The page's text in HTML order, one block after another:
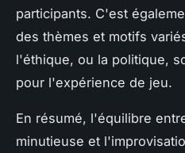
participants. C'est
des thèmes et motifs
l'éthique, ou la politique,
pour l'expérience de jeu.
En résumé, l'équilibre
minutieuse et